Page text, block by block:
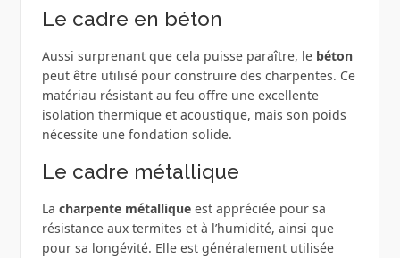
Le cadre en béton
Aussi surprenant que cela puisse paraître, le béton
peut être utilisé pour construire des charpentes. Ce
matériau résistant au feu offre une excellente
isolation thermique et acoustique, mais son poids
nécessite une fondation solide.
Le cadre métallique
La charpente métalliqueest appréciée pour sa
résistance aux termites et à l’humidité, ainsi que
pour sa longévité. Elle est généralement utilisée